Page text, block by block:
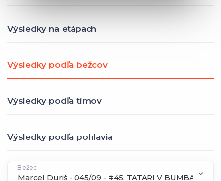
Výsledky na etápach
Výsledky podľa bežcov
Výsledky podľa tímov
Výsledky podľa pohlavia
Bežec